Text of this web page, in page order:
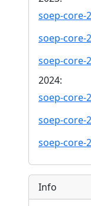
soep-core-
soep-core-
soep-core-
2024:
soep-core-
soep-core-
soep-core-
Info